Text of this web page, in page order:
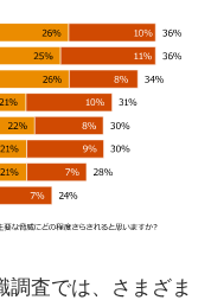
査では、さまざま